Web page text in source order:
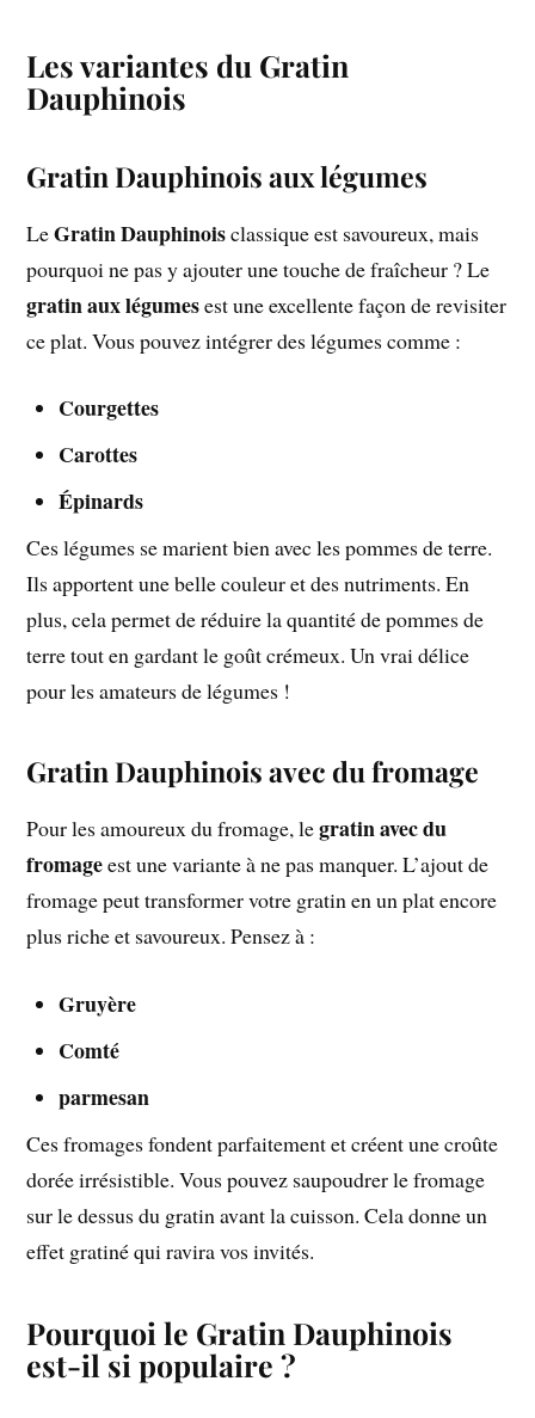
Les variantes du Gratin
Dauphinois
Gratin Dauphinois aux légumes
LeGratin Dauphinoisclassique est savoureux, mais
pourquoi ne pas y ajouter une touche de fraîcheur ? Le
gratin aux légumesest une excellente façon de revisiter
ce plat. Vous pouvez intégrer des légumes comme :
Courgettes
Carottes
Épinards
Ces légumes se marient bien avec les pommes de terre.
Ils apportent une belle couleur et des nutriments. En
plus, cela permet de réduire la quantité de pommes de
terre tout en gardant le goût crémeux. Un vrai délice
pour les amateurs de légumes !
Gratin Dauphinois avec du fromage
Pour les amoureux du fromage, legratin avec du
fromageest une variante à ne pas manquer. L’ajout de
fromage peut transformer votre gratin en un plat encore
plus riche et savoureux. Pensez à :
Gruyère
Comté
parmesan
Ces fromages fondent parfaitement et créent une croûte
dorée irrésistible. Vous pouvez saupoudrer le fromage
sur le dessus du gratin avant la cuisson. Cela donne un
effet gratiné qui ravira vos invités.
Pourquoi le Gratin Dauphinois
est-il si populaire ?